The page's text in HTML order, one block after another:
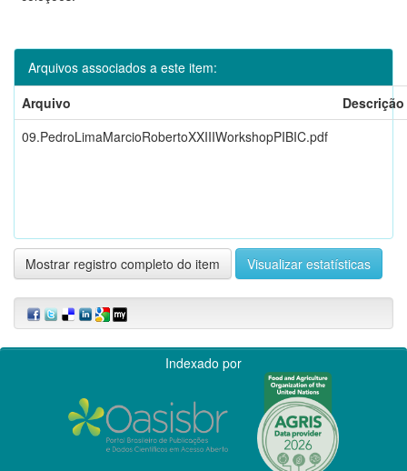
Arquivos associados a este item:
Arquivo
Descrição
09.PedroLimaMarcioRobertoXXIIIWorkshopPIBIC.pdf
Mostrar registro completo do item Visualizar estatísticas
Indexado por